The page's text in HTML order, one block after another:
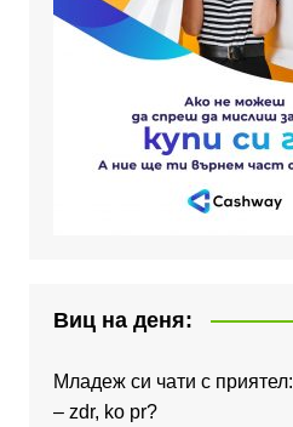
Виц на деня:
Младеж си чати с приятел:
– zdr, ko pr?